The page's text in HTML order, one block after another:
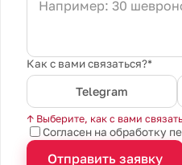
Как с вами связаться?*
Telegram
↑ Выберите, как с вами
Согласен на обработку
Отправить заявку